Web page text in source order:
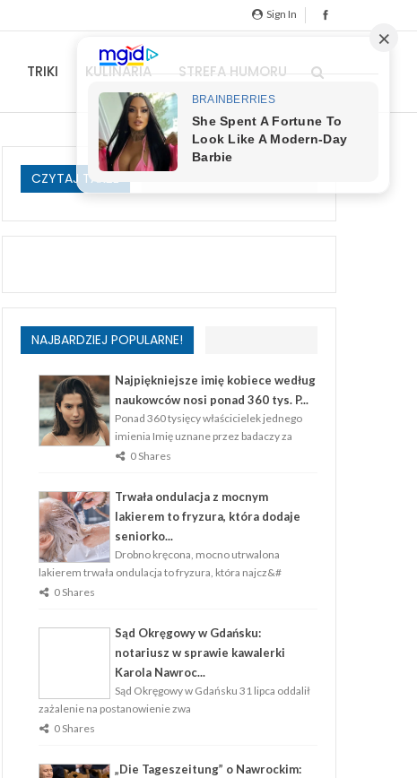
Sign In
TRIKI KULINARIA STREFA HUMORU
CZYTAJ TAKŻE
NAJBARDZIEJ POPULARNE!
Najpiękniejsze imię kobiece według
naukowców nosi ponad 360 tys. P...
Ponad 360 tysięcy właścicielek jednego
imienia Imię uznane przez badaczy za
0 Shares
Trwała ondulacja z mocnym
lakierem to fryzura, która dodaje
seniorko...
Drobno kręcona, mocno utrwalona
lakierem trwała ondulacja to fryzura, która najcz&#
0 Shares
Sąd Okręgowy w Gdańsku:
notariusz w sprawie kawalerki
Karola Nawroc...
Sąd Okręgowy w Gdańsku 31 lipca oddalił
zażalenie na postanowienie zwa
0 Shares
„Die Tageszeitung” o Nawrockim: